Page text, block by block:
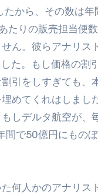
たから、その数は年
たりの販売担当便
ん。彼らアナリス
た。もし価格の割
引をしすぎても、
めてくれはしまし
しデルタ航空が、
間で50億円にもの
何人かのアナリス